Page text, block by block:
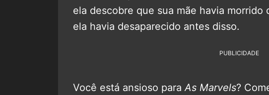
ela descobre que sua mãe havia morrido
ela havia desaparecido antes disso.
PUBLICIDADE
Você está ansioso para As Marvels?